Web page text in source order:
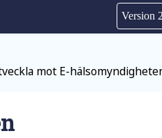
mot E-